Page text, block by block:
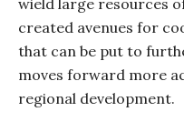
wield large resources
created avenues for
that can be put to
moves forward more
regional development.